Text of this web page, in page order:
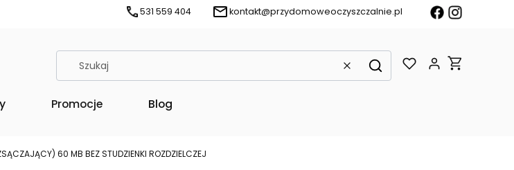
531 559 404 kontakt@przydomoweoczyszczalnie.pl
WyczyśćSzukaj
Produkty w
Promocje Blog
60 MB BEZ STUDZIENKI ROZDZIELCZEJ